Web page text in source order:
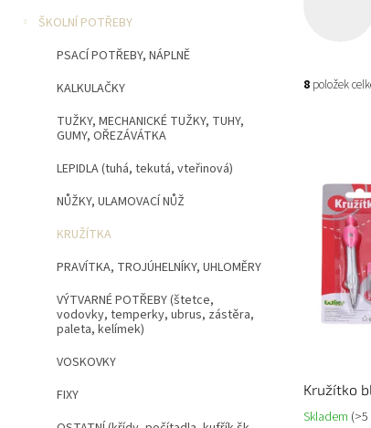
n
ŠKOLNÍ POTŘEBY
PSACÍ POTŘEBY, NÁPLNĚ
KALKULAČKY
TUŽKY, MECHANICKÉ TUŽKY, TUHY,
GUMY, OŘEZÁVÁTKA
LEPIDLA (tuhá, tekutá, vteřinová)
NŮŽKY, ULAMOVACÍ NŮŽ
KRUŽÍTKA
PRAVÍTKA, TROJÚHELNÍKY, UHLOMĚRY
VÝTVARNÉ POTŘEBY (štetce,
vodovky, temperky, ubrus, zástěra,
paleta, kelímek)
VOSKOVKY
FIXY
8 položek
Kružítko
Skladem (>5